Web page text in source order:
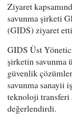
Ziyaret
savunma şirketi
(GIDS) ziyaret
GIDS Üst
şirketin savunma
güvenlik
savunma sanayii
teknoloji transferi
değerlendirdi.